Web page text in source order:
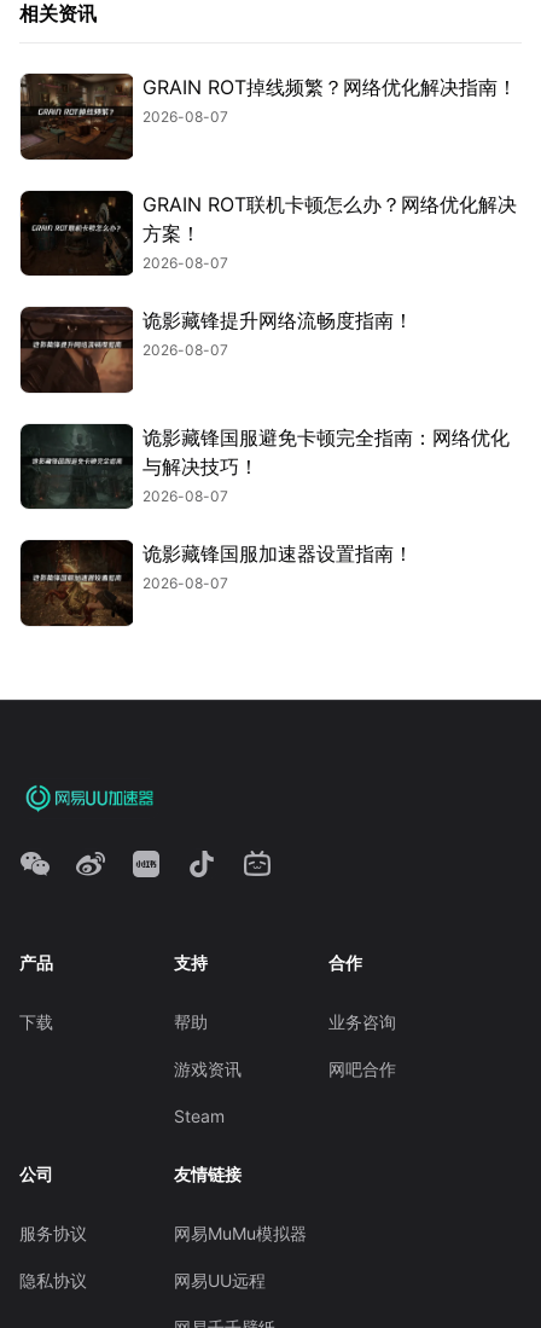
相关资讯
GRAIN ROT掉线频繁？网络优化解决指南！
2026-08-07
GRAIN ROT联机卡顿怎么办？网络优化解决
方案！
2026-08-07
诡影藏锋提升网络流畅度指南！
2026-08-07
诡影藏锋国服避免卡顿完全指南：网络优化
与解决技巧！
2026-08-07
诡影藏锋国服加速器设置指南！
2026-08-07
产品
下载
支持
帮助
游戏资讯
Steam
合作
业务咨询
网吧合作
公司
服务协议
隐私协议
友情链接
网易MuMu模拟器
网易UU远程